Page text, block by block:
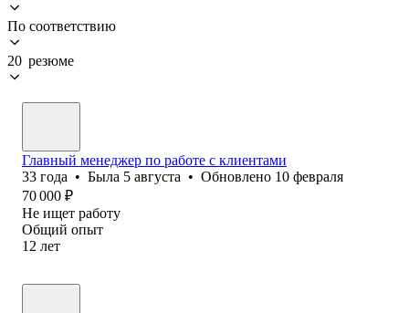
По соответствию
20 резюме
Главный менеджер по работе с клиентами
33 года • Была 5 августа • Обновлено 10 февраля
70 000 ₽
Не ищет работу
Общий опыт
12 лет